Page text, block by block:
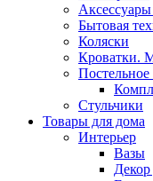
Аксессуары
Бытовая
Коляски
Кроватки.
Постельное
Стульчики
Товары для дома
Интерьер
Вазы